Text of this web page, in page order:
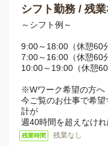
シフト勤務 / 残業
～シフト例～
9:00～18:00（休憩60
7:00～16:00（休憩60
10:00～19:00（休憩60
※Wワーク希望の方へ
今ご覧のお仕事で希
計が
週40時間を超えなけれ
残業時間 残業なし